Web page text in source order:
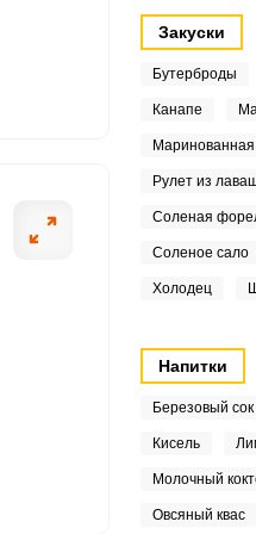
Закуски
Бутерброды
Канапе
Маринованная
Рулет из
Соленая
Соленое сало
Холодец
Напитки
Березовый
Кисель
Молочный
Овсяный квас
помидор
на кухонное
смешиваем
добавляем черный